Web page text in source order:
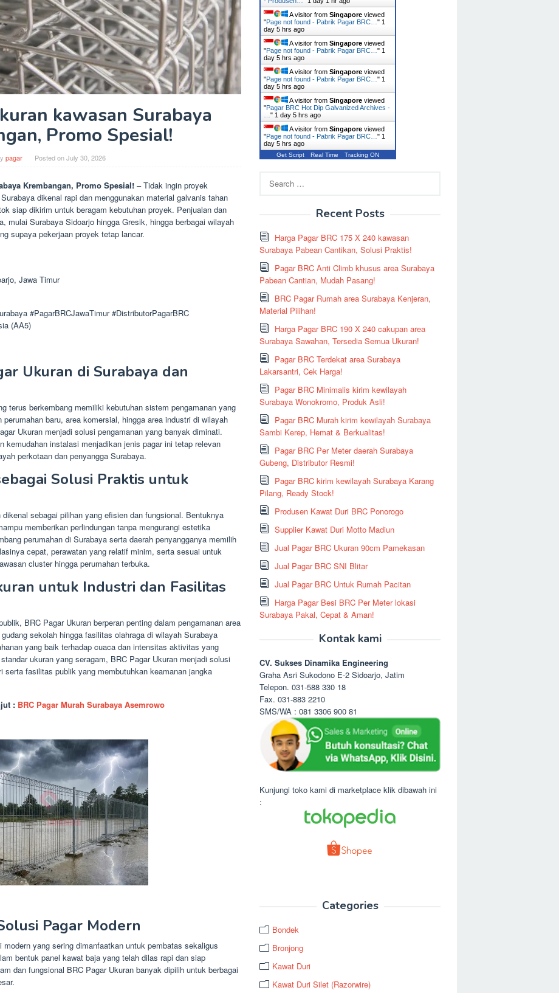
kawasan Surabaya
Promo Spesial!
pagar Posted onJuly 30, 2026
Krembangan, Promo Spesial!– Tidak ingin proyek
dikenal rapi dan menggunakan material galvanis tahan
siap dikirim untuk beragam kebutuhan proyek. Penjualan dan
mulai Surabaya Sidoarjo hingga Gresik, hingga berbagai wilayah
supaya pekerjaan proyek tetap lancar.
Jawa Timur
#PagarBRCJawaTimur #DistributorPagarBRC
(AA5)
Ukuran di Surabaya dan
terus berkembang memiliki kebutuhan sistem pengamanan yang
baru, area komersial, hingga area industri di wilayah
Ukuran menjadi solusi pengamanan yang banyak diminati.
kemudahan instalasi menjadikan jenis pagar ini tetap relevan
perkotaan dan penyangga Surabaya.
Solusi Praktis untuk
sebagai pilihan yang efisien dan fungsional. Bentuknya
memberikan perlindungan tanpa mengurangi estetika
perumahan di Surabaya serta daerah penyangganya memilih
cepat, perawatan yang relatif minim, serta sesuai untuk
cluster hingga perumahan terbuka.
untuk Industri dan Fasilitas
BRC Pagar Ukuran berperan penting dalam pengamanan area
sekolah hingga fasilitas olahraga di wilayah Surabaya
yang baik terhadap cuaca dan intensitas aktivitas yang
ukuran yang seragam, BRC Pagar Ukuran menjadi solusi
serta fasilitas publik yang membutuhkan keamanan jangka
: BRC Pagar Murah Surabaya Asemrowo
Pagar Modern
yang sering dimanfaatkan untuk pembatas sekaligus
bentuk panel kawat baja yang telah dilas rapi dan siap
dan fungsional BRC Pagar Ukuran banyak dipilih untuk berbagai
A visitor fromSingapore viewed
"Page not found - Pabrik Pagar BRC…" 1
day 5 hrs ago
A visitor fromSingapore viewed
"Page not found - Pabrik Pagar BRC…" 1
day 5 hrs ago
A visitor fromSingapore viewed
"Page not found - Pabrik Pagar BRC…" 1
day 5 hrs ago
A visitor fromSingapore viewed
"Pagar BRC Hot Dip Galvanized Archives -
…" 1 day 5 hrs ago
A visitor fromSingapore viewed
"Page not found - Pabrik Pagar BRC…" 1
day 5 hrs ago
Get Script Real Time Tracking ON
for:
Recent Posts
Harga Pagar BRC 175 X 240 kawasan
Surabaya Pabean Cantikan, Solusi Praktis!
Pagar BRC Anti Climb khusus area Surabaya
Pabean Cantian, Mudah Pasang!
BRC Pagar Rumah area Surabaya Kenjeran,
Material Pilihan!
Harga Pagar BRC 190 X 240 cakupan area
Surabaya Sawahan, Tersedia Semua Ukuran!
Pagar BRC Terdekat area Surabaya
Lakarsantri, Cek Harga!
Pagar BRC Minimalis kirim kewilayah
Surabaya Wonokromo, Produk Asli!
Pagar BRC Murah kirim kewilayah Surabaya
Sambi Kerep, Hemat & Berkualitas!
Pagar BRC Per Meter daerah Surabaya
Gubeng, Distributor Resmi!
Pagar BRC kirim kewilayah Surabaya Karang
Pilang, Ready Stock!
Produsen Kawat Duri BRC Ponorogo
Supplier Kawat Duri Motto Madiun
Jual Pagar BRC Ukuran 90cm Pamekasan
Jual Pagar BRC SNI Blitar
Jual Pagar BRC Untuk Rumah Pacitan
Harga Pagar Besi BRC Per Meter lokasi
Surabaya Pakal, Cepat & Aman!
Kontak kami
CV. Sukses Dinamika Engineering
Graha Asri Sukodono E-2 Sidoarjo, Jatim
Telepon. 031-588 330 18
Fax. 031-883 2210
SMS/WA : 081 3306 900 81
Kunjungi toko kami di marketplace klik dibawah ini
:
Categories
Bondek
Bronjong
Kawat Duri
Kawat Duri Silet (Razorwire)